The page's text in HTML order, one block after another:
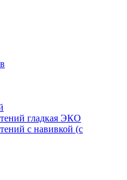
гладкая ЭКО
с навивкой (с